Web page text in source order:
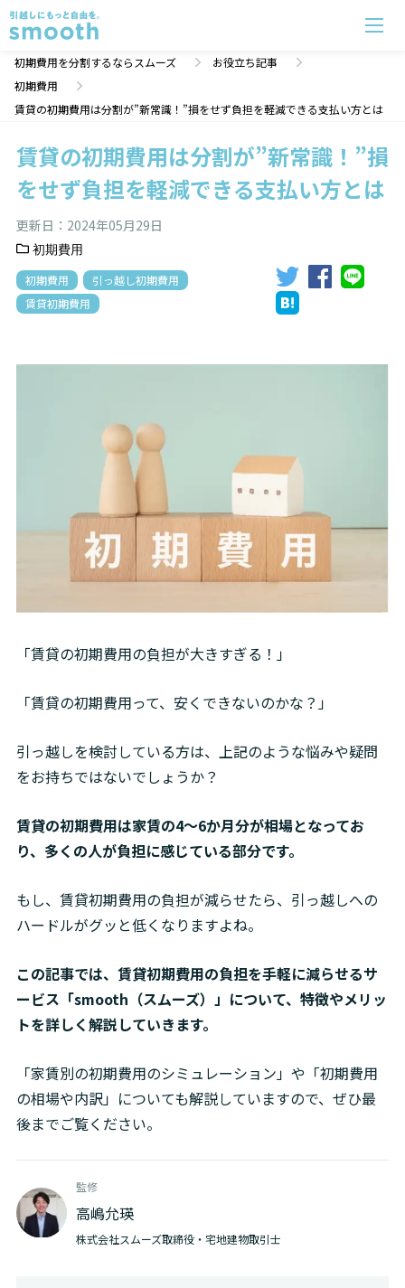
初期費用を分割するならスムーズ
お役立ち記事
初期費用
賃貸の初期費用は分割が”新常識！”損をせず負担を軽減できる支払い方とは
賃貸の初期費用は分割が”新常識！”損
をせず負担を軽減できる支払い方とは
更新日： 2024年05月29日
初期費用
初期費用
引っ越し初期費用
賃貸初期費用
「賃貸の初期費用の負担が大きすぎる！」
「賃貸の初期費用って、安くできないのかな？」
引っ越しを検討している方は、上記のような悩みや疑問
をお持ちではないでしょうか？
賃貸の初期費用は家賃の4～6か月分が相場となってお
り、多くの人が負担に感じている部分です。
もし、賃貸初期費用の負担が減らせたら、引っ越しへの
ハードルがグッと低くなりますよね。
この記事では、賃貸初期費用の負担を手軽に減らせるサ
ービス「smooth（スムーズ）」について、特徴やメリッ
トを詳しく解説していきます。
「家賃別の初期費用のシミュレーション」や「初期費用
の相場や内訳」についても解説していますので、ぜひ最
後までご覧ください。
監修
高嶋允瑛
株式会社スムーズ取締役・宅地建物取引士